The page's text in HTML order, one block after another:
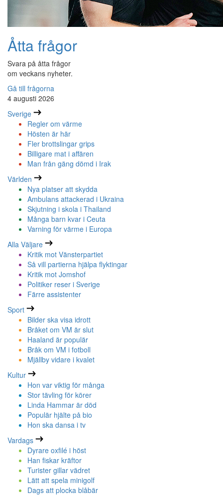
Åtta frågor
Svara på åtta frågor
om veckans nyheter.
Gå till frågorna
4 augusti 2026
Sverige
Regler om värme
Hösten är här
Fler brottslingar grips
Billigare mat i affären
Man från gäng dömd i Irak
Världen
Nya platser att skydda
Ambulans attackerad i Ukraina
Skjutning i skola i Thailand
Många barn kvar i Ceuta
Varning för värme i Europa
Alla Väljare
Kritik mot Vänsterpartiet
Så vill partierna hjälpa flyktingar
Kritik mot Jomshof
Politiker reser i Sverige
Färre assistenter
Sport
Bilder ska visa idrott
Bråket om VM är slut
Haaland är populär
Bråk om VM i fotboll
Mjällby vidare i kvalet
Kultur
Hon var viktig för många
Stor tävling för körer
Linda Hammar är död
Populär hjälte på bio
Hon ska dansa i tv
Vardags
Dyrare oxfilé i höst
Han fiskar kräftor
Turister gillar vädret
Lätt att spela minigolf
Dags att plocka blåbär